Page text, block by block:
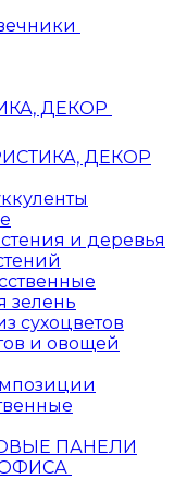
ДЕКОР
ДЕКОР
и деревья
зелень
сухоцветов
и овощей
ПАНЕЛИ